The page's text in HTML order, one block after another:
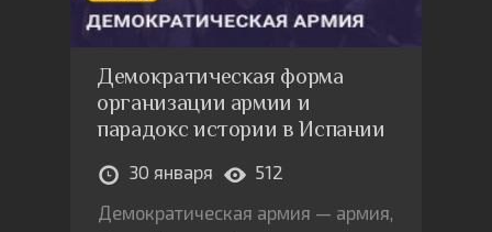
Демократическая форма
организации армии и
парадокс истории в Испании
30 января
512
Демократическая армия — армия,